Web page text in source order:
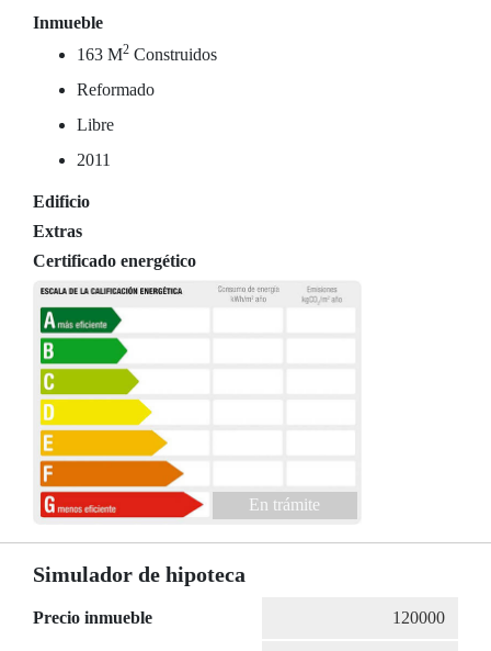
Inmueble
163 M2 Construidos
Reformado
Libre
2011
Edificio
Extras
Certificado energético
En trámite
Simulador de hipoteca
Precio inmueble